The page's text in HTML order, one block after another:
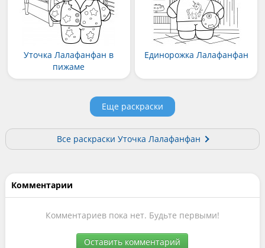
Уточка Лалафанфан в
пижаме
Единорожка Лалафанфан
Еще раскраски
Все раскраски Уточка Лалафанфан
Комментарии
Комментариев пока нет. Будьте первыми!
Оставить комментарий